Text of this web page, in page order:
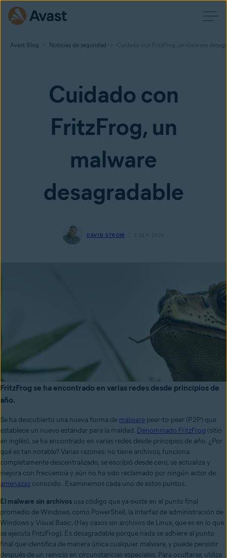
Avast Blog Noticias de seguridad Cuidado con FritzFrog, un malware
Cuidado con
FritzFrog, un
malware
desagradable
DAVID STROM 3 SEP 2020
FritzFrog se ha encontrado en varias redes desde principios de
año.
Se ha descubierto una nueva forma de malware peer-to-peer (P2P) que
establece un nuevo estándar para la maldad. Denominado FritzFrog (sitio
en inglés), se ha encontrado en varias redes desde principios de año. ¿Por
qué es tan notable? Varias razones: no tiene archivos, funciona
completamente descentralizado, se escribió desde cero, se actualiza y
mejora con frecuencia y aún no ha sido reclamado por ningún actor de
amenazas conocido . Examinemos cada uno de estos puntos.
El malware sin archivos usa código que ya existe en el punto final
promedio de Windows, como PowerShell, la interfaz de administración de
Windows y Visual Basic. (Hay casos sin archivos de Linux, que es en lo que
se ejecuta FritzFrog). Es desagradable porque nada se adhiere al punto
final que identifica de manera única cualquier malware, y puede persistir
después de un reinicio en circunstancias especiales. Para ocultarse, utiliza